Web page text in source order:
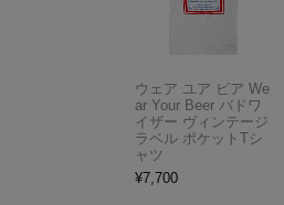
ウェア ユア ビア We
ar Your Beer バドワ
イザー ヴィンテージ
ラベル ポケットTシ
ャツ
¥7,700